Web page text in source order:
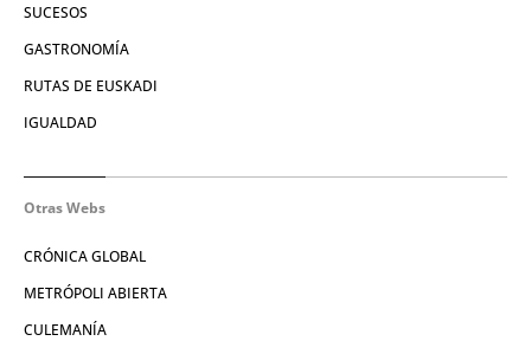
SUCESOS
GASTRONOMÍA
RUTAS DE EUSKADI
IGUALDAD
Otras Webs
CRÓNICA GLOBAL
METRÓPOLI ABIERTA
CULEMANÍA